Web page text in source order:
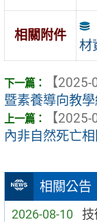
相關公告
2026-08-10 技
相關附件
材
【2025-
暨素養導向教學
【2025-
內非自然死亡